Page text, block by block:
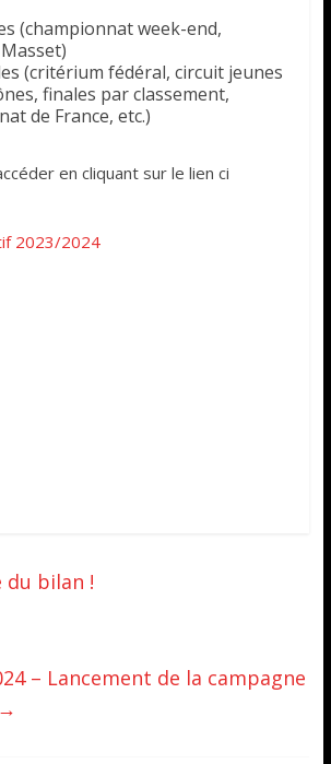
(championnat week-end,
(critérium fédéral, circuit jeunes
finales par classement,
de France, etc.)
en cliquant sur le lien ci
2023/2024
du bilan !
– Lancement de la campagne
→